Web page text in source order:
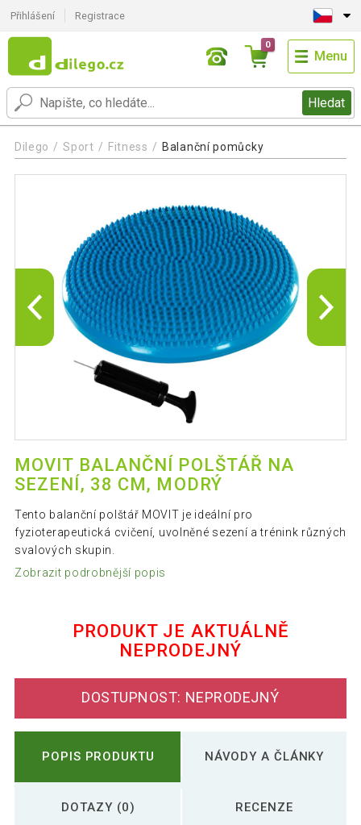
Přihlášení Registrace
Hledat
0
Menu
Dilego Sport Fitness Balanční pomůcky
MOVIT BALANČNÍ POLŠTÁŘ NA
SEZENÍ, 38 CM, MODRÝ
Tento balanční polštář MOVIT je ideální pro
fyzioterapeutická cvičení, uvolněné sezení a trénink různých
svalových skupin.
Zobrazit podrobnější popis
PRODUKT JE AKTUÁLNĚ
NEPRODEJNÝ
DOSTUPNOST: NEPRODEJNÝ
POPIS PRODUKTU NÁVODY A ČLÁNKY
DOTAZY (0) RECENZE